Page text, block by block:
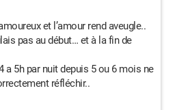
et l’amour rend aveugle..
pas au début… et à la fin de
a 5h par nuit depuis 5 ou 6 mois ne
réfléchir..